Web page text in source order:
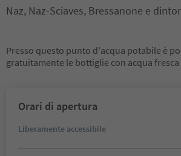
Naz, Naz-Sciaves, Bressanone e
Presso questo punto d'acqua potabile è
gratuitamente le bottiglie con acqua
Orari di apertura
Liberamente accessibile